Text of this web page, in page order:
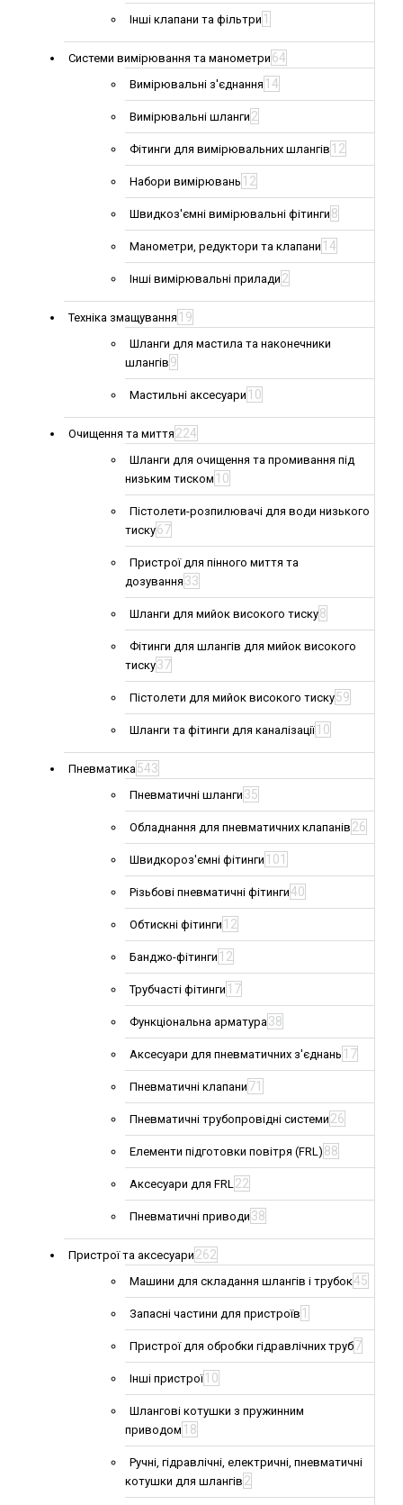
Інші клапани та фільтри 1
Системи вимірювання та манометри 64
Вимірювальні з'єднання 14
Вимірювальні шланги 2
Фітинги для вимірювальних шлангів 12
Набори вимірювань 12
Швидкоз'ємні вимірювальні фітинги 8
Манометри, редуктори та клапани 14
Інші вимірювальні прилади 2
Техніка змащування 19
Шланги для мастила та наконечники
шлангів 9
Мастильні аксесуари 10
Очищення та миття 224
Шланги для очищення та промивання під
низьким тиском 10
Пістолети-розпилювачі для води низького
тиску67
Пристрої для пінного миття та
дозування 33
Шланги для мийок високого тиску8
Фітинги для шлангів для мийок високого
тиску37
Пістолети для мийок високого тиску59
Шланги та фітинги для каналізації 10
Пневматика543
Пневматичні шланги 35
Обладнання для пневматичних клапанів 26
Швидкороз'ємні фітинги 101
Різьбові пневматичні фітинги40
Обтискні фітинги 12
Банджо-фітинги 12
Трубчасті фітинги 17
Функціональна арматура38
Аксесуари для пневматичних з'єднань 17
Пневматичні клапани 71
Пневматичні трубопровідні системи 26
Елементи підготовки повітря (FRL) 88
Аксесуари для FRL22
Пневматичні приводи 38
Пристрої та аксесуари 262
Машини для складання шлангів і трубок45
Запасні частини для пристроїв 1
Пристрої для обробки гідравлічних труб7
Інші пристрої 10
Шлангові котушки з пружинним
приводом 18
Ручні, гідравлічні, електричні, пневматичні
котушки для шлангів 2